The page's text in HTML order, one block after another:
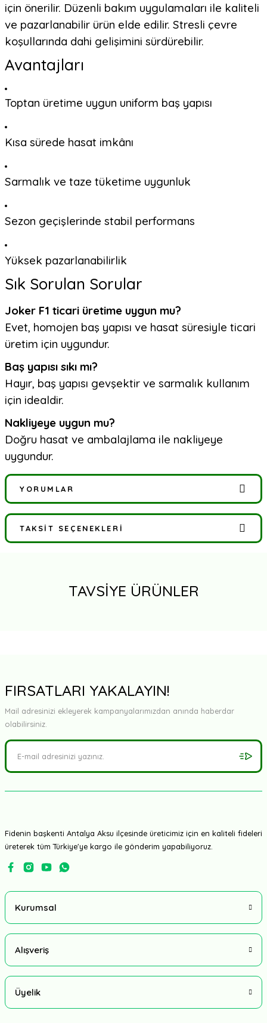
için önerilir. Düzenli bakım uygulamaları ile kaliteli
ve pazarlanabilir ürün elde edilir. Stresli çevre
koşullarında dahi gelişimini sürdürebilir.
Avantajları
Toptan üretime uygun uniform baş yapısı
Kısa sürede hasat imkânı
Sarmalık ve taze tüketime uygunluk
Sezon geçişlerinde stabil performans
Yüksek pazarlanabilirlik
Sık Sorulan Sorular
Joker F1 ticari üretime uygun mu?
Evet, homojen baş yapısı ve hasat süresiyle ticari
üretim için uygundur.
Baş yapısı sıkı mı?
Hayır, baş yapısı gevşektir ve sarmalık kullanım
için idealdir.
Nakliyeye uygun mu?
Doğru hasat ve ambalajlama ile nakliyeye
uygundur.
YORUMLAR
Bu ürüne ilk yorumu siz yapın!
TAKSIT SEÇENEKLERI
TAVSİYE ÜRÜNLER
Rijk Zwaan
4,25 TL
FIRSATLARI YAKALAYIN!
Mail adresinizi ekleyerek kampanyalarımızdan anında haberdar
olabilirsiniz.
Fidenin başkenti Antalya Aksu ilçesinde üreticimiz için en kaliteli fideleri
üreterek tüm Türkiye'ye kargo ile gönderim yapabiliyoruz.
Kurumsal
Alışveriş
Üyelik